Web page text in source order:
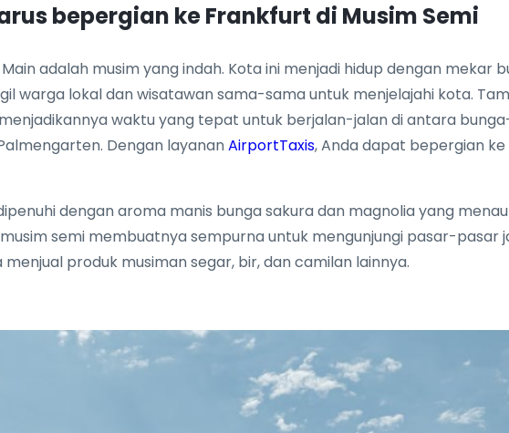
bepergian ke Frankfurt di Musim Semi
adalah musim yang indah. Kota ini menjadi hidup dengan mekar
warga lokal dan wisatawan sama-sama untuk menjelajahi kota.
waktu yang tepat untuk berjalan-jalan di antara
Dengan layananAirportTaxis, Anda dapat bepergian
dengan aroma manis bunga sakura dan magnolia yang
semi membuatnya sempurna untuk mengunjungi pasar-pasar
produk musiman segar, bir, dan camilan lainnya.